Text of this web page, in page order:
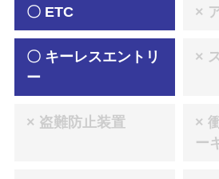
〇 ETC ×
〇 キーレスエントリ
ー
×
× 盗難防止装置
×
ー